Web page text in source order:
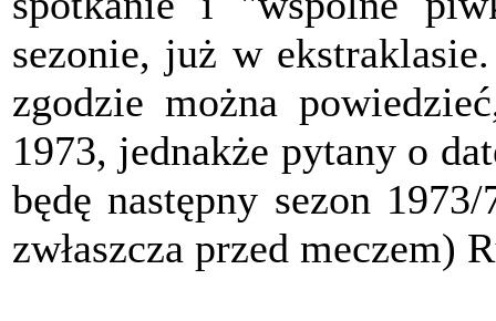
sezonie, już w
zgodzie można
1973, jednakże pytany o
będę następny sezon
zwłaszcza przed meczem)